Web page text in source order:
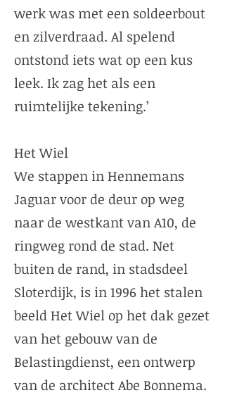
werk was met een soldeerbout
en zilverdraad. Al spelend
ontstond iets wat op een kus
leek. Ik zag het als een
ruimtelijke tekening.’
Het Wiel
We stappen in Hennemans
Jaguar voor de deur op weg
naar de westkant van A10, de
ringweg rond de stad. Net
buiten de rand, in stadsdeel
Sloterdijk, is in 1996 het stalen
beeld Het Wiel op het dak gezet
van het gebouw van de
Belastingdienst, een ontwerp
van de architect Abe Bonnema.